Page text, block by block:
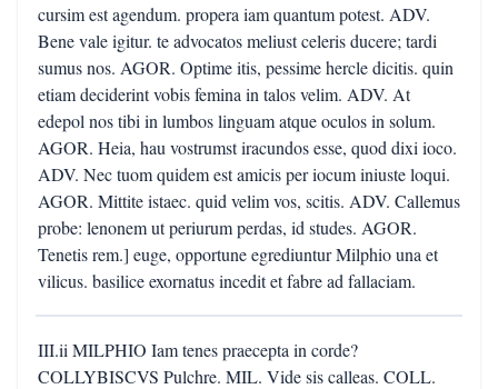
cursim est agendum. propera iam quantum potest. ADV.
Bene vale igitur. te advocatos meliust celeris ducere; tardi
sumus nos. AGOR. Optime itis, pessime hercle dicitis. quin
etiam deciderint vobis femina in talos velim. ADV. At
edepol nos tibi in lumbos linguam atque oculos in solum.
AGOR. Heia, hau vostrumst iracundos esse, quod dixi ioco.
ADV. Nec tuom quidem est amicis per iocum iniuste loqui.
AGOR. Mittite istaec. quid velim vos, scitis. ADV. Callemus
probe: lenonem ut periurum perdas, id studes. AGOR.
Tenetis rem.] euge, opportune egrediuntur Milphio una et
vilicus. basilice exornatus incedit et fabre ad fallaciam.
III.ii MILPHIO Iam tenes praecepta in corde?
COLLYBISCVS Pulchre. MIL. Vide sis calleas. COLL.